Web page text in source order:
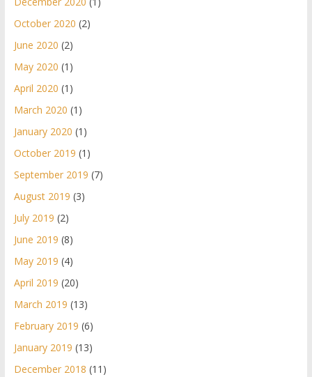
October 2020 (2)
June 2020 (2)
May 2020 (1)
April 2020 (1)
March 2020 (1)
January 2020 (1)
October 2019 (1)
September 2019 (7)
August 2019 (3)
July 2019 (2)
June 2019 (8)
May 2019 (4)
April 2019 (20)
March 2019 (13)
February 2019 (6)
January 2019 (13)
December 2018 (11)